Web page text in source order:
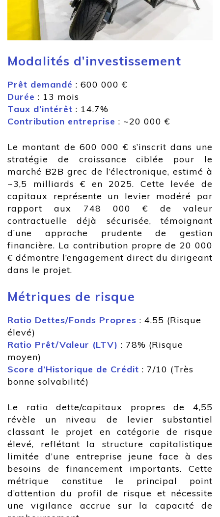
Modalités d’investissement
Prêt demandé : 600 000 €
Durée : 13 mois
Taux d’intérêt : 14.7%
Contribution entreprise : ~20 000 €
Le montant de 600 000 € s’inscrit dans une
stratégie de croissance ciblée pour le
marché B2B grec de l’électronique, estimé à
~3,5 milliards € en 2025. Cette levée de
capitaux représente un levier modéré par
rapport aux 748 000 € de valeur
contractuelle déjà sécurisée, témoignant
d’une approche prudente de gestion
financière. La contribution propre de 20 000
€ démontre l’engagement direct du dirigeant
dans le projet.
Métriques de risque
Ratio Dettes/Fonds Propres : 4,55 (Risque
élevé)
Ratio Prêt/Valeur (LTV) : 78% (Risque
moyen)
Score d’Historique de Crédit : 7/10 (Très
bonne solvabilité)
Le ratio dette/capitaux propres de 4,55
révèle un niveau de levier substantiel
classant le projet en catégorie de risque
élevé, reflétant la structure capitalistique
limitée d’une entreprise jeune face à des
besoins de financement importants. Cette
métrique constitue le principal point
d’attention du profil de risque et nécessite
une vigilance accrue sur la capacité de